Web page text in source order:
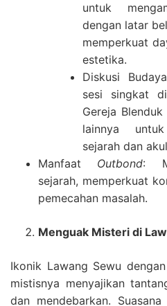
untuk
dengan latar
memperkuat
estetika.
Diskusi
sesi singkat
Gereja
lainnya
sejarah dan
Manfaat Outbond:
sejarah, memperkuat
pemecahan masalah.
Menguak Misteri di
Ikonik Lawang Sewu
mistisnya menyajikan
dan mendebarkan.